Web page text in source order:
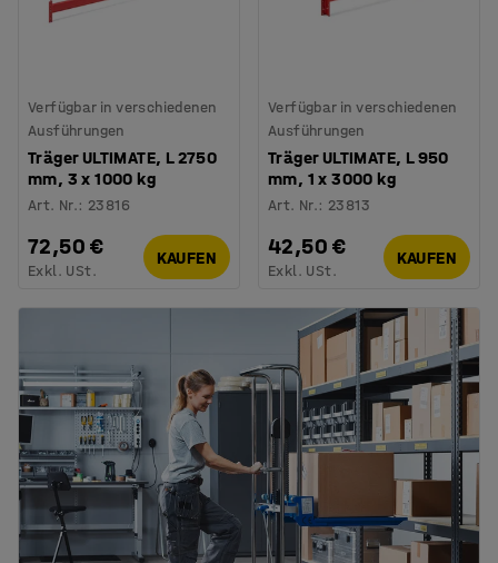
Verfügbar in verschiedenen
Ausführungen
Träger ULTIMATE, L 2750
mm, 3 x 1000 kg
Art. Nr.: 23816
72,50 €
Exkl. USt.
KAUFEN
Verfügbar in verschiedenen
Ausführungen
Träger ULTIMATE, L 950
mm, 1 x 3000 kg
Art. Nr.: 23813
42,50 €
Exkl. USt.
KAUFEN